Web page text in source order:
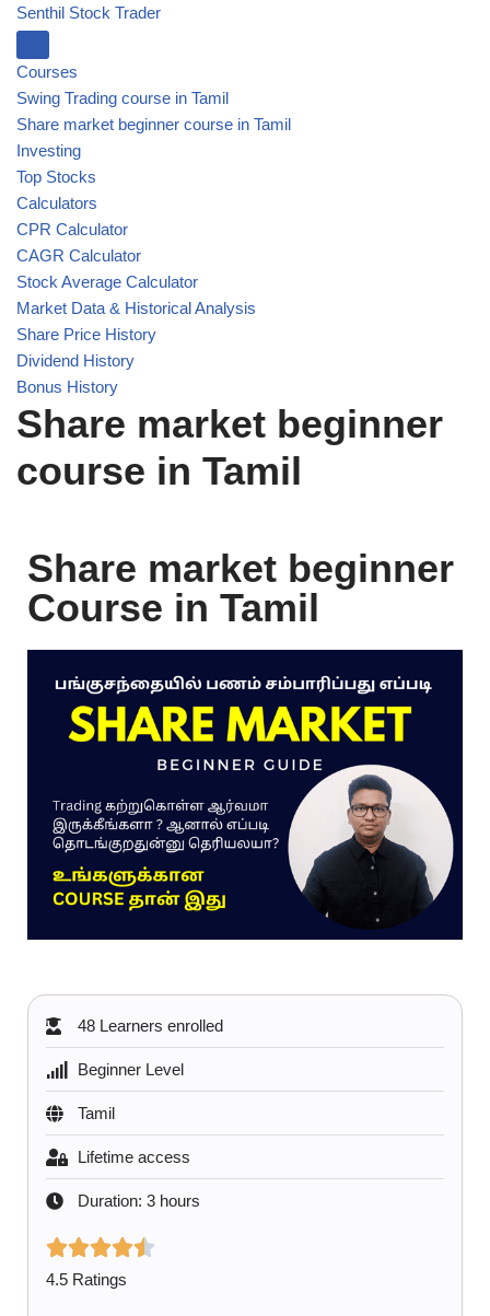
Senthil Stock Trader
Courses
Swing Trading course in Tamil
Share market beginner course in Tamil
Investing
Top Stocks
Calculators
CPR Calculator
CAGR Calculator
Stock Average Calculator
Market Data & Historical Analysis
Share Price History
Dividend History
Bonus History
Share market beginner
course in Tamil
Share market beginner
Course in Tamil
48 Learners enrolled
Beginner Level
Tamil
Lifetime access
Duration: 3 hours
4.5 Ratings